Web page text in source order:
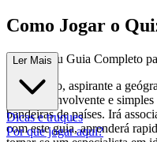
Como Jogar o
ndo: O Seu Guia Completo
Bem-vindo, aspirante a
um jogo envolvente e
bandeiras de países. Irá
com este guia, aprenderá
Ler Mais
Dicas e truques
Por que jogar aqui?